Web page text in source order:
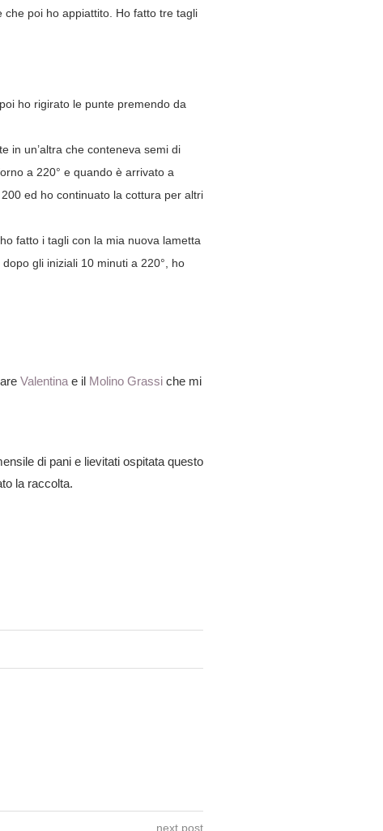
che poi ho appiattito. Ho fatto tre tagli
ho rigirato le punte premendo da
in un’altra che conteneva semi di
a 220° e quando è arrivato a
ed ho continuato la cottura per altri
fatto i tagli con la mia nuova lametta
gli iniziali 10 minuti a 220°, ho
Valentina e il Molino Grassi che mi
di pani e lievitati ospitata questo
la raccolta.
next post